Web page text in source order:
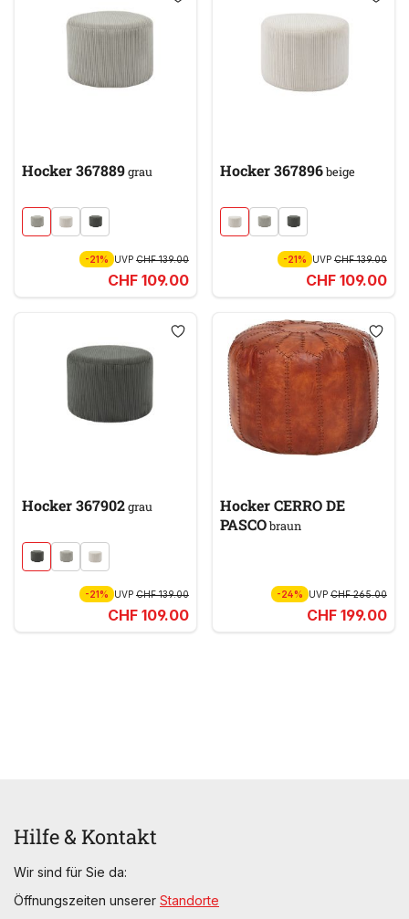
Hocker 367889grau
-21% UVP CHF 139.00
CHF 109.00
Hocker 367896beige
-21% UVPCHF 139.00
CHF 109.00
Hocker 367902grau
-21% UVP CHF 139.00
CHF 109.00
Hocker CERRO DE
PASCObraun
-24% UVPCHF 265.00
CHF 199.00
Hilfe & Kontakt
Wir sind für Sie da:
Öffnungszeiten unserer Standorte